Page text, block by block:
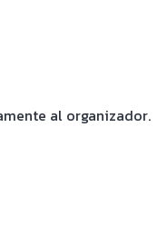
al organizador.